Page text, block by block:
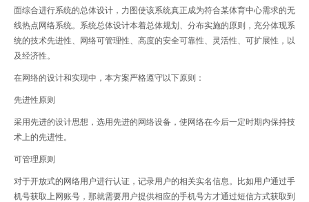
面综合进行系统的总体设计，力图使该系统真正成为符合某体育中心需求的无
线热点网络系统。系统总体设计本着总体规划、分布实施的原则，充分体现系
统的技术先进性、网络可管理性、高度的安全可靠性、灵活性、可扩展性，以
及经济性。
在网络的设计和实现中，本方案严格遵守以下原则：
先进性原则
采用先进的设计思想，选用先进的网络设备，使网络在今后一定时期内保持技
术上的先进性。
可管理原则
对于开放式的网络用户进行认证，记录用户的相关实名信息。比如用户通过手
机号获取上网账号，那就需要用户提供相应的手机号方才通过短信方式获取到